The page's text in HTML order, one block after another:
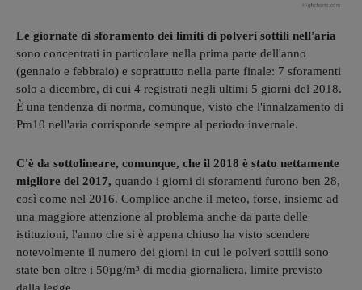
Le giornate di sforamento dei limiti di polveri sottili nell'aria
sono concentrati in particolare nella prima parte dell'anno
(gennaio e febbraio) e soprattutto nella parte finale: 7 sforamenti
solo a dicembre, di cui 4 registrati negli ultimi 5 giorni del 2018.
È una tendenza di norma, comunque, visto che l'innalzamento di
Pm10 nell'aria corrisponde sempre al periodo invernale.
C'è da sottolineare, comunque, che il 2018 è stato nettamente
migliore del 2017, quando i giorni di sforamenti furono ben 28,
così come nel 2016. Complice anche il meteo, forse, insieme ad
una maggiore attenzione al problema anche da parte delle
istituzioni, l'anno che si è appena chiuso ha visto scendere
notevolmente il numero dei giorni in cui le polveri sottili sono
state ben oltre i 50µg/m³ di media giornaliera, limite previsto
dalla legge.